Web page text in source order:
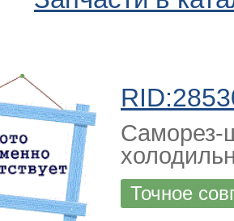
Саморез-
Точное